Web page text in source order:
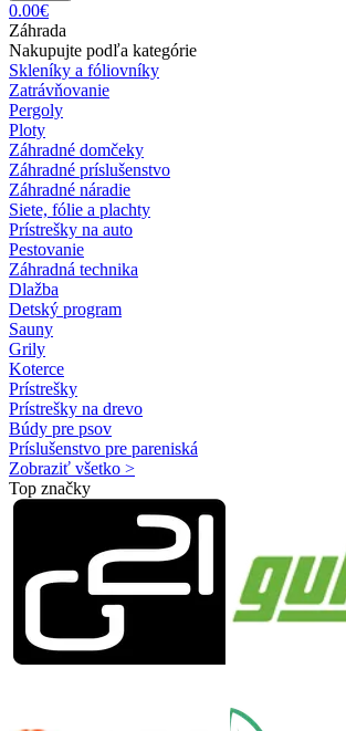
0.00€
Záhrada
Nakupujte podľa kategórie
Skleníky a fóliovníky
Zatrávňovanie
Pergoly
Ploty
Záhradné domčeky
Záhradné príslušenstvo
Záhradné náradie
Siete, fólie a plachty
Prístrešky na auto
Pestovanie
Záhradná technika
Dlažba
Detský program
Sauny
Grily
Koterce
Prístrešky
Prístrešky na drevo
Búdy pre psov
Príslušenstvo pre pareniská
Zobraziť všetko >
Top značky